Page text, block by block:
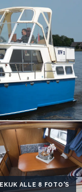
ALLE 8 FOTO'S